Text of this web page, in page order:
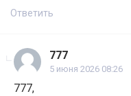
Ответить
777
5 июня 2026 08:26
777,